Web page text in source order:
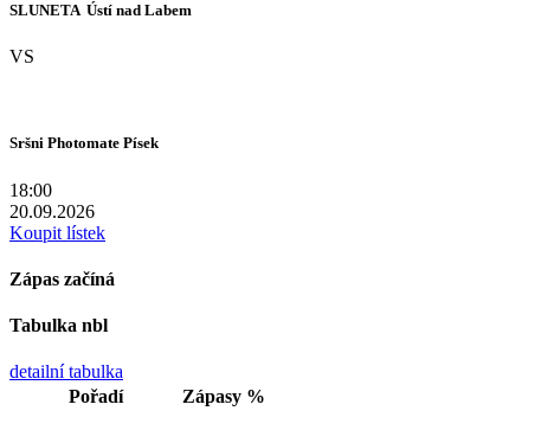
SLUNETA  Ústí nad Labem
VS
Sršni Photomate Písek
18:00
20.09.2026
Koupit lístek
Zápas začíná
Tabulka nbl
detailní tabulka
Pořadí
Zápasy %